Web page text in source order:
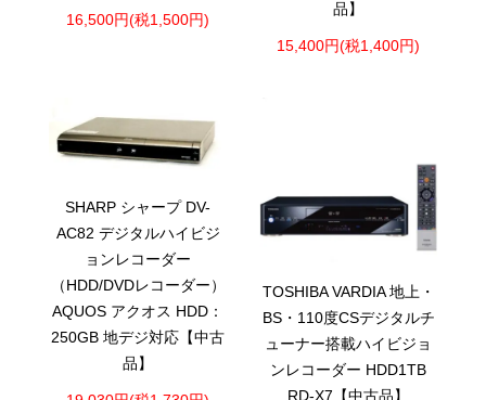
16,500円(税1,500円)
品】
15,400円(税1,400円)
SHARP シャープ DV-
AC82 デジタルハイビジ
ョンレコーダー
（HDD/DVDレコーダー）
AQUOS アクオス HDD：
250GB 地デジ対応【中古
品】
TOSHIBA VARDIA 地上・
BS・110度CSデジタルチ
ューナー搭載ハイビジョ
ンレコーダー HDD1TB
RD-X7【中古品】